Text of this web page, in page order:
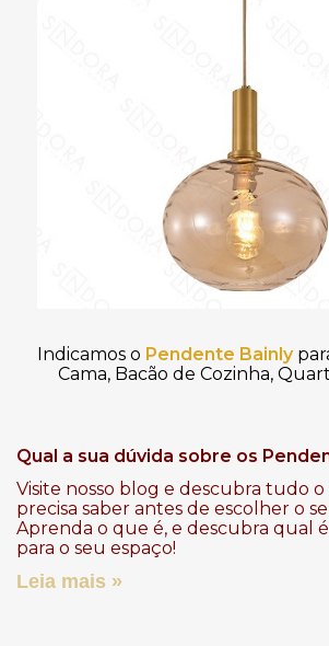
Indicamos o Pendente Bainly
Cama, Bacão de Cozinha,
Qual a sua dúvida sobre os
Visite nosso blog e descubra tudo
precisa saber antes de escolher o
Aprenda o que é, e descubra qual
para o seu espaço!
Leia mais »